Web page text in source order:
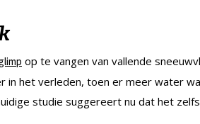
op te vangen van vallende
in het verleden, toen er meer water
studie suggereert nu dat het zelfs